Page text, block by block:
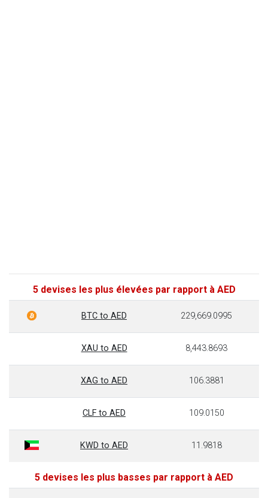
5 devises les plus élevées par rapport à AED
BTC to AED 229,669.0995
XAU to AED 8,443.8693
XAG to AED 106.3881
CLF to AED 109.0150
KWD to AED 11.9818
5 devises les plus basses par rapport à AED